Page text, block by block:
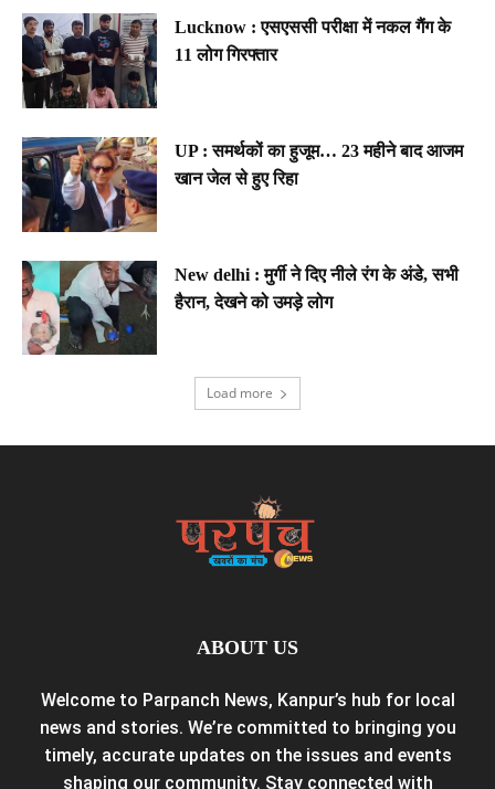
Lucknow : एसएससी परीक्षा में नकल गैंग के
11 लोग गिरफ्तार
UP : समर्थकों का हुजूम… 23 महीने बाद आजम
खान जेल से हुए रिहा
New delhi : मुर्गी ने दिए नीले रंग के अंडे, सभी
हैरान, देखने को उमड़े लोग
Load more
ABOUT US
Welcome to Parpanch News, Kanpur’s hub for local
news and stories. We’re committed to bringing you
timely, accurate updates on the issues and events
shaping our community. Stay connected with